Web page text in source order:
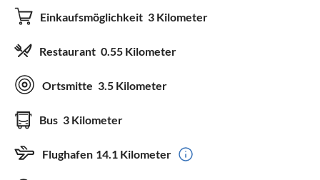
Einkaufsmöglichkeit 3 Kilometer
Restaurant 0.55 Kilometer
Ortsmitte 3.5 Kilometer
Bus 3 Kilometer
Flughafen 14.1 Kilometer